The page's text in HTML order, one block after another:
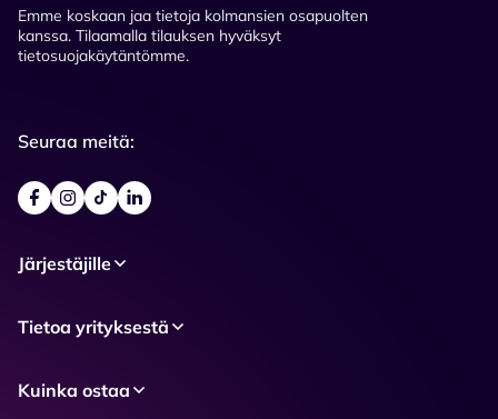
Emme koskaan jaa tietoja kolmansien osapuolten
kanssa. Tilaamalla tilauksen hyväksyt
tietosuojakäytäntömme.
Seuraa meitä:
Järjestäjille
Tietoa yrityksestä
Kuinka ostaa